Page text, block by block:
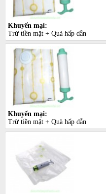
Khuyến mại:
Trừ tiền mặt + Quà hấp dẫn
Khuyến mại:
Trừ tiền mặt + Quà hấp dẫn